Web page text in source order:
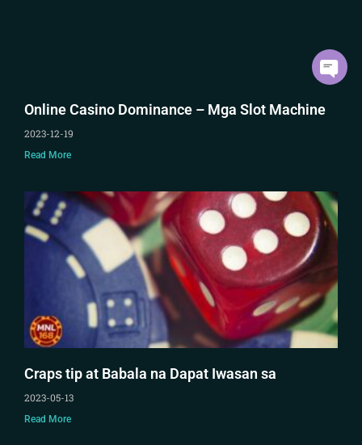
Online Casino Dominance – Mga Slot Machine
2023-12-19
Read More
Craps tip at Babala na Dapat Iwasan sa
2023-05-13
Read More